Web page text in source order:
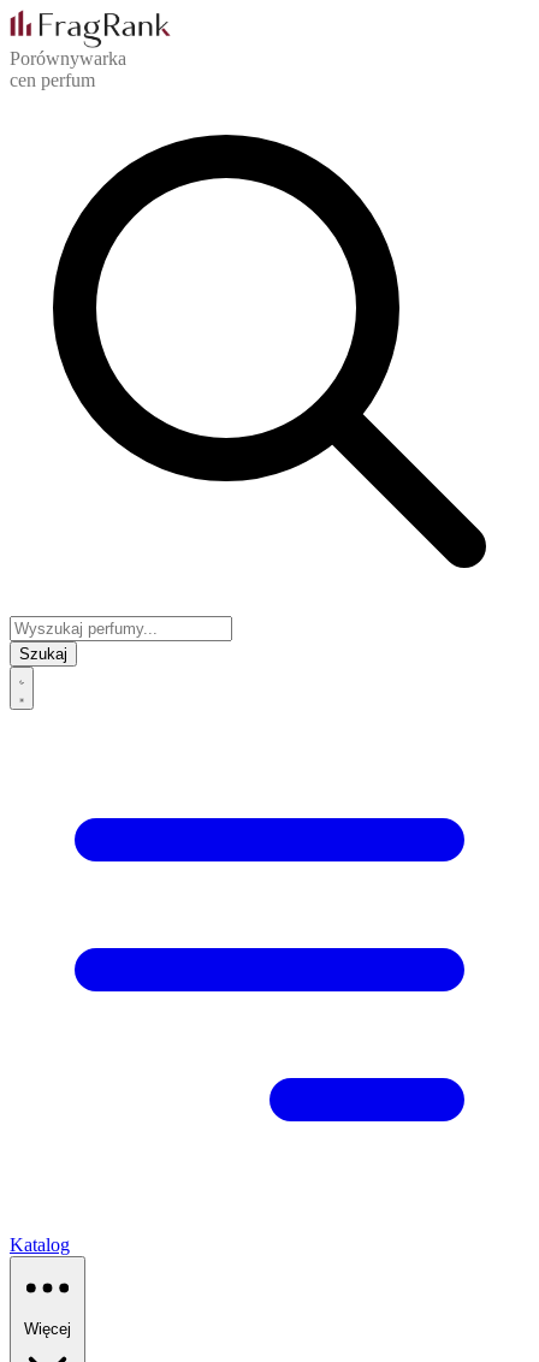
Porównywarka
cen perfum
Szukaj
Katalog
Więcej